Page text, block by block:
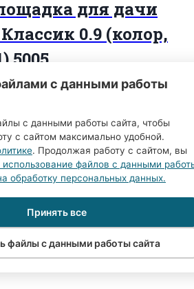
для дачи
0.9 (колор,
5005
₽.
36500,00
Текущая
для дачи
0.9 (колор,
5003
с данными работы
с данными работы сайта, чтобы
с сайтом максимально удобной.
. Продолжая работу с сайтом, вы
использование файлов с данными
обработку персональных данных.
Принять все
файлы с данными работы сайта